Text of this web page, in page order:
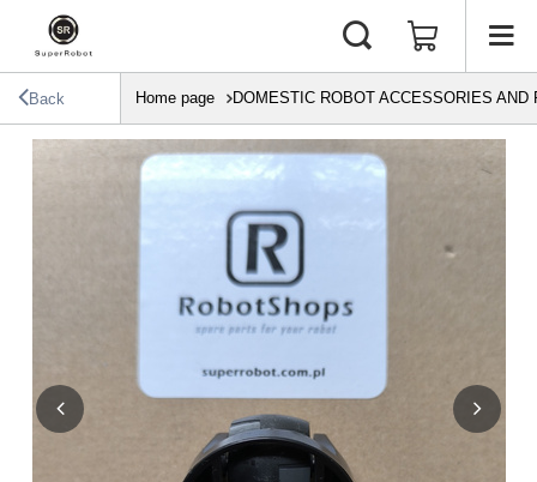
Back Home page DOMESTIC ROBOT ACCESSORIES AND